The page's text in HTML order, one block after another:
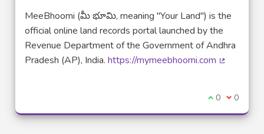
MeeBhoomi (మీ భూమి, meaning "Your Land") is the
official online land records portal launched by the
Revenue Department of the Government of Andhra
Pradesh (AP), India. https://mymeebhoomi.com
Je suis
0 Je ne
0